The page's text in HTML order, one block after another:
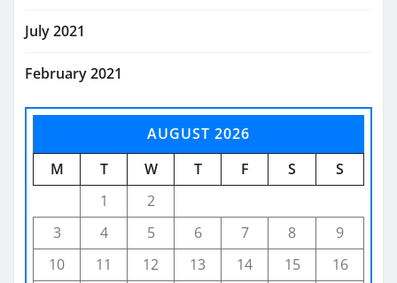
July 2021
February 2021
AUGUST 2026
M
T W T F S
S
1
2
3
4 5 6 7 8
9
10
11 12 13 14 15 16